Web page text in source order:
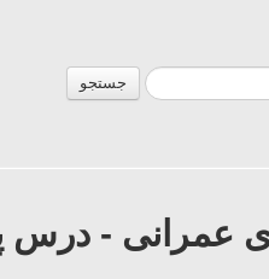
جستجو
عمرانی - درس